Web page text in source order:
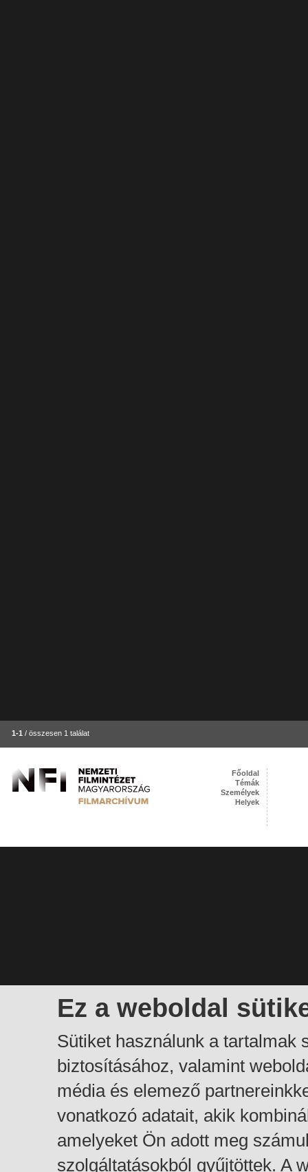
1-1 / összesen 1 találat
Ez a weboldal
Sütiket használunk a tartalmak
biztosításához, valamint
média és elemező
vonatkozó adatait, akik
amelyeket Ön adott meg
szolgáltatásokból gyűjtöttek. A
Főoldal
Témák
Személyek
Helyek